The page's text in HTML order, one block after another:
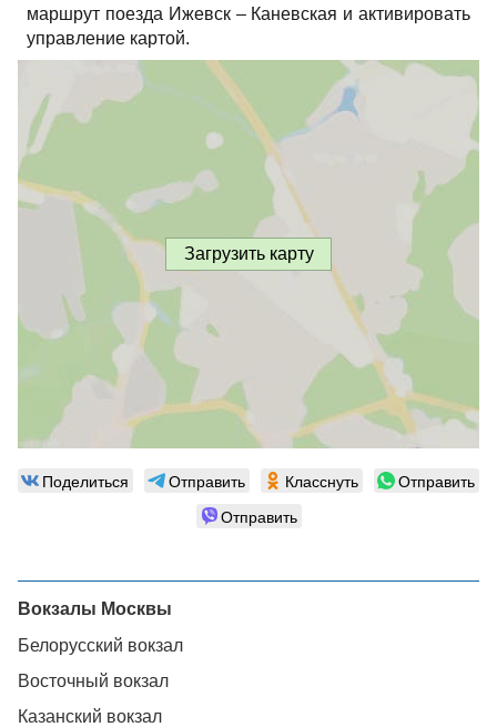
маршрут поезда Ижевск – Каневская и активировать
управление картой.
Загрузить карту
Поделиться Отправить Класснуть
Отправить
Отправить
Вокзалы Москвы
Белорусский вокзал
Восточный вокзал
Казанский вокзал